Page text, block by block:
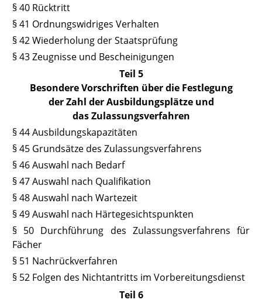
§ 40 Rücktritt
§ 41 Ordnungswidriges Verhalten
§ 42Wiederholung der Staatsprüfung
§ 43Zeugnisse und Bescheinigungen
Teil 5
Besondere Vorschriften über die Festlegung
der Zahl der Ausbildungsplätze und
das Zulassungsverfahren
§ 44 Ausbildungskapazitäten
§ 45 Grundsätze des Zulassungsverfahrens
§ 46Auswahl nach Bedarf
§ 47 Auswahl nach Qualifikation
§ 48 Auswahl nach Wartezeit
§ 49 Auswahl nach Härtegesichtspunkten
§ 50 Durchführung des Zulassungsverfahrens für
Fächer
§ 51 Nachrückverfahren
§ 52 Folgen des Nichtantritts im Vorbereitungsdienst
Teil 6